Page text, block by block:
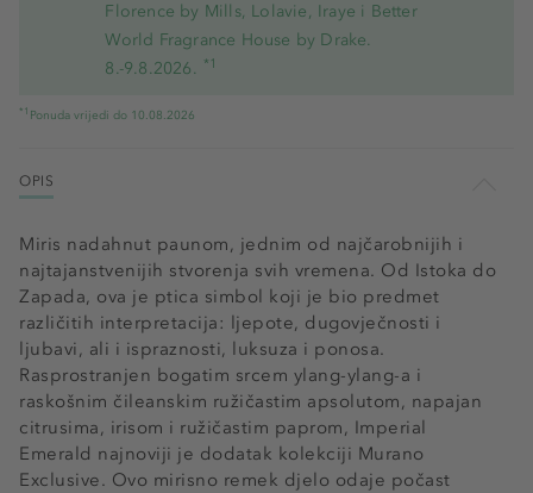
Florence by Mills, Lolavie, Iraye i Better
World Fragrance House by Drake.
8.-9.8.2026. *1
*1 Ponuda vrijedi do 10.08.2026
OPIS
Miris nadahnut paunom, jednim od najčarobnijih i
najtajanstvenijih stvorenja svih vremena. Od Istoka do
Zapada, ova je ptica simbol koji je bio predmet
različitih interpretacija: ljepote, dugovječnosti i
ljubavi, ali i ispraznosti, luksuza i ponosa.
Rasprostranjen bogatim srcem ylang-ylang-a i
raskošnim čileanskim ružičastim apsolutom, napajan
citrusima, irisom i ružičastim paprom, Imperial
Emerald najnoviji je dodatak kolekciji Murano
Exclusive. Ovo mirisno remek djelo odaje počast